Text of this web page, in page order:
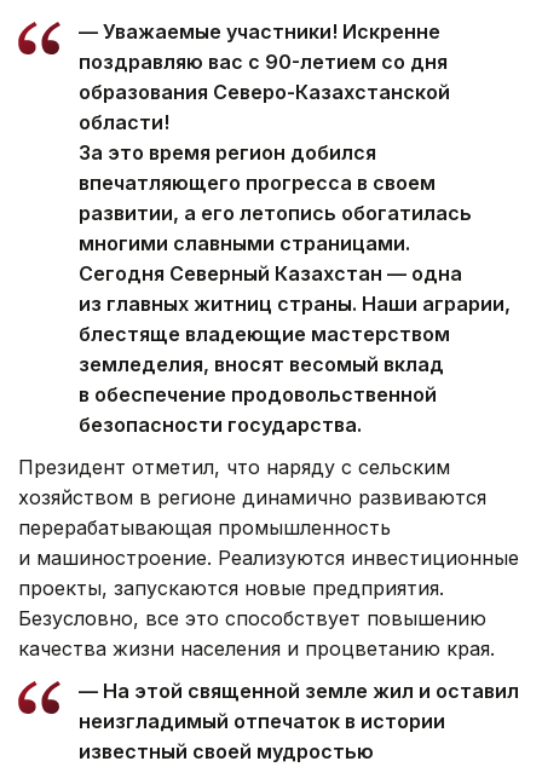
— Уважаемые участники! Искренне
поздравляю вас с 90-летием со дня
образования Северо-Казахстанской
области!
За это время регион добился
впечатляющего прогресса в своем
развитии, а его летопись обогатилась
многими славными страницами.
Сегодня Северный Казахстан — одна
из главных житниц страны. Наши аграрии,
блестяще владеющие мастерством
земледелия, вносят весомый вклад
в обеспечение продовольственной
безопасности государства.
Президент отметил, что наряду с сельским
хозяйством в регионе динамично развиваются
перерабатывающая промышленность
и машиностроение. Реализуются инвестиционные
проекты, запускаются новые предприятия.
Безусловно, все это способствует повышению
качества жизни населения и процветанию края.
— На этой священной земле жил и оставил
неизгладимый отпечаток в истории
известный своей мудростью